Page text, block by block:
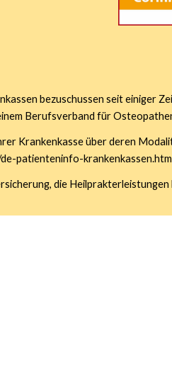
bezuschussen seit einiger
Berufsverband für
Krankenkasse über deren
patienteninfo-
die